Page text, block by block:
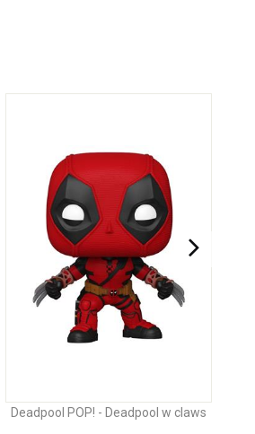
Deadpool POP! - Deadpool w claws